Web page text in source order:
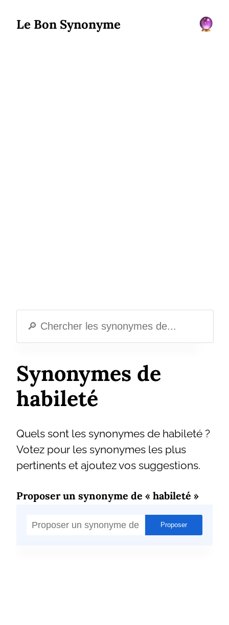
Le Bon Synonyme
Synonymes de
habileté
Quels sont les synonymes de habileté ?
Votez pour les synonymes les plus
pertinents et ajoutez vos suggestions.
Proposer un synonyme de « habileté »